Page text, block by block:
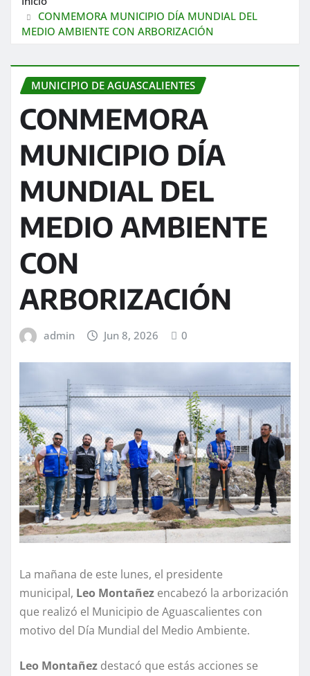
CONMEMORA MUNICIPIO DÍA MUNDIAL DEL
MEDIO AMBIENTE CON ARBORIZACIÓN
MUNICIPIO DE AGUASCALIENTES
CONMEMORA
MUNICIPIO DÍA
MUNDIAL DEL
MEDIO AMBIENTE
CON
ARBORIZACIÓN
admin Jun 8, 2026 0
La mañana de este lunes, el presidente
municipal, Leo Montañez encabezó la arborización
que realizó el Municipio de Aguascalientes con
motivo del Día Mundial del Medio Ambiente.
Leo Montañez destacó que estás acciones se